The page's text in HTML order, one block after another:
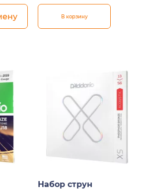
В корзину
Набор струн